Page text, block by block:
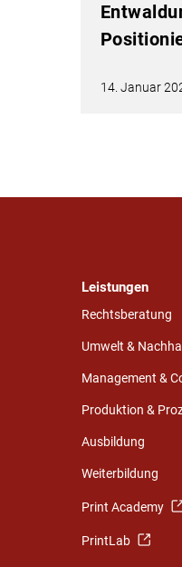
14. Januar
Leistungen
Rechtsberatung
Umwelt &
Management &
Produktion &
Ausbildung
Weiterbildung
Print Academy
PrintLab